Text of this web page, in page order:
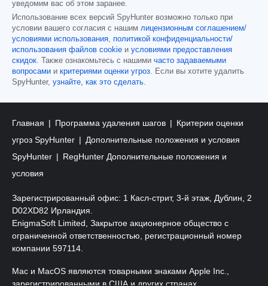
уведомим вас об этом заранее.
Использование всех версий SpyHunter возможно только при
условии вашего согласия с нашим лицензионным соглашением/
условиями использования, политикой конфиденциальности/
использования файлов cookie и условиями предоставления
скидок. Также ознакомьтесь с нашими часто задаваемыми
вопросами и критериями оценки угроз. Если вы хотите удалить
SpyHunter, узнайте, как это сделать.
Главная Программа удаления шагов
Критерии оценки
угроз SpyHunter
Дополнительные положения и условия
SpyHunter
RegHunter Дополнительные положения и
условия
Зарегистрированный офис: 1 Касл-стрит, 3-й этаж, Дублин, 2
D02XD82 Ирландия.
EnigmaSoft Limited, Закрытое акционерное общество с
ограниченной ответственностью, регистрационный номер
компании 597114.
Mac и MacOS являются товарными знаками Apple Inc.,
зарегистрированными в США и других странах.